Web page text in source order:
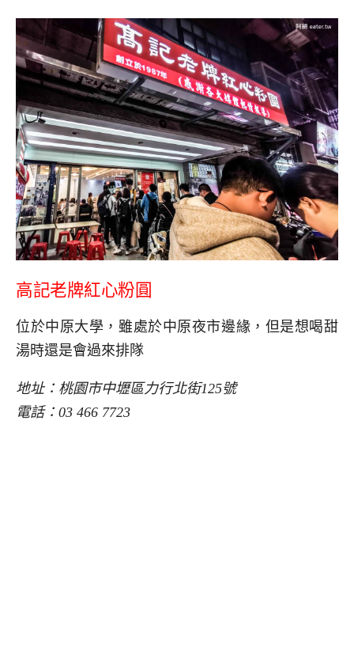
高記老牌紅心粉圓
位於中原大學，雖處於中原夜市邊緣，但是想喝甜
湯時還是會過來排隊
地址：桃園市中壢區力行北街125號
電話：03 466 7723